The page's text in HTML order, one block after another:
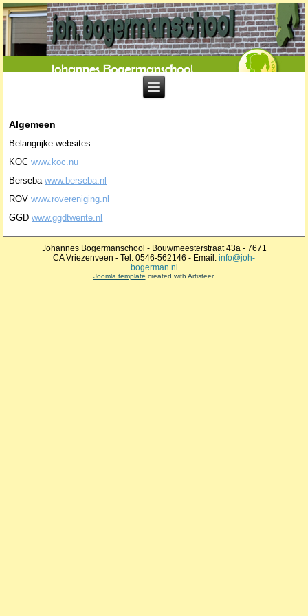
Algemeen
Belangrijke websites:
KOCwww.koc.nu
Bersebawww.berseba.nl
ROVwww.rovereniging.nl
GGDwww.ggdtwente.nl
Johannes Bogermanschool - Bouwmeesterstraat 43a - 7671
CA Vriezenveen - Tel. 0546-562146 - Email: info@joh-
bogerman.nl
Joomla template created with Artisteer.